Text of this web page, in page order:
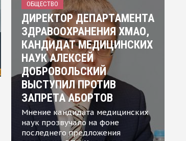
ОБЩЕСТВО
ДИРЕКТОР ДЕПАРТАМЕНТА
ЗДРАВООХРАНЕНИЯ ХМАО,
КАНДИДАТ МЕДИЦИНСКИХ
НАУК АЛЕКСЕЙ
ДОБРОВОЛЬСКИЙ
ВЫСТУПИЛ ПРОТИВ
ЗАПРЕТА АБОРТОВ
Мнение кандидата медицинских
наук прозвучало на фоне
последнего предложения